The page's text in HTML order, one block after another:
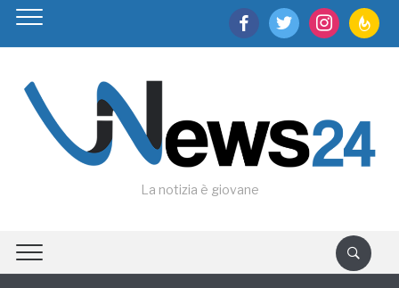
facebooktwitter instagram
La notizia è giovane